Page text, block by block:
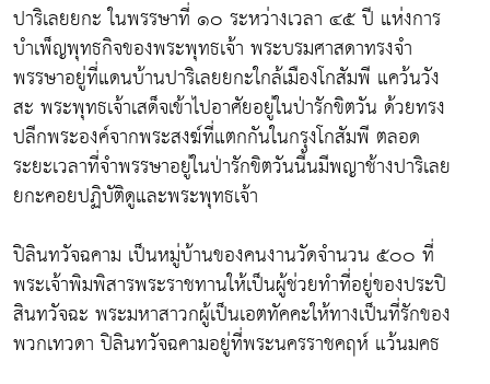
ปาริเลยยกะ ในพรรษาที่ ๑๐ ระหว่างเวลา ๔๕ ปี แห่งการ
บำเพ็ญพุทธกิจของพระพุทธเจ้า พระบรมศาสดาทรงจำ
พรรษาอยู่ที่แดนบ้านปาริเลยยกะใกล้เมืองโกสัมพี แคว้นวัง
สะ พระพุทธเจ้าเสด็จเข้าไปอาศัยอยู่ในป่ารักขิตวัน ด้วยทรง
ปลีกพระองค์จากพระสงฆ์ที่แตกกันในกรุงโกสัมพี ตลอด
ระยะเวลาที่จำพรรษาอยู่ในป่ารักขิตวันนี้นมีพญาช้างปาริเลย
ยกะคอยปฏิบัติดูและพระพุทธเจ้า
ปิลินทวัจฉคาม เป็นหมู่บ้านของคนงานวัดจำนวน ๕๐๐ ที่
พระเจ้าพิมพิสารพระราชทานให้เป็นผู้ช่วยทำที่อยู่ของประปิ
สินทวัจฉะ พระมหาสาวกผู้เป็นเอตทัคคะให้ทางเป็นที่รักของ
พวกเทวดา ปิลินทวัจฉคามอยู่ที่พระนครราชคฤห์ แว้นมคธ